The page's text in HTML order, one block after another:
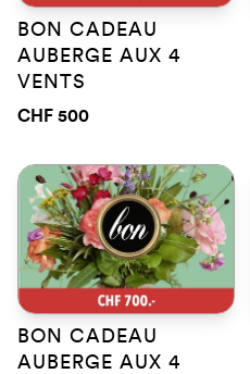
BON CADEAU
AUBERGE AUX 4
VENTS
CHF 500
BON CADEAU
AUBERGE AUX 4